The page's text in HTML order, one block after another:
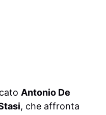
Antonio De
, che affronta